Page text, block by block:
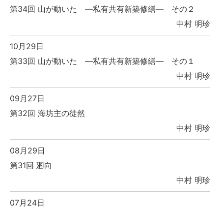
第34回 山が動いた ―私有共有新築修繕― その２
中村 明珍
10月29日
第33回 山が動いた ―私有共有新築修繕― その１
中村 明珍
09月27日
第32回 海坊主の徒然
中村 明珍
08月29日
第31回 廻向
中村 明珍
07月24日